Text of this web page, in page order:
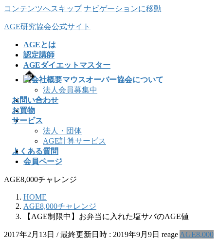
コンテンツへスキップ ナビゲーションに移動
AGE研究協会公式サイト
AGEとは
認定講師
AGEダイエットマスター
協会について
法人会員募集中
お問い合わせ
お買物
サービス
法人・団体
AGE計算サービス
よくある質問
会員ページ
AGE8,000チャレンジ
HOME
AGE8,000チャレンジ
【AGE制限中】お弁当に入れた塩サバのAGE値
2017年2月13日 / 最終更新日時 : 2019年9月9日 reage AGE8,000